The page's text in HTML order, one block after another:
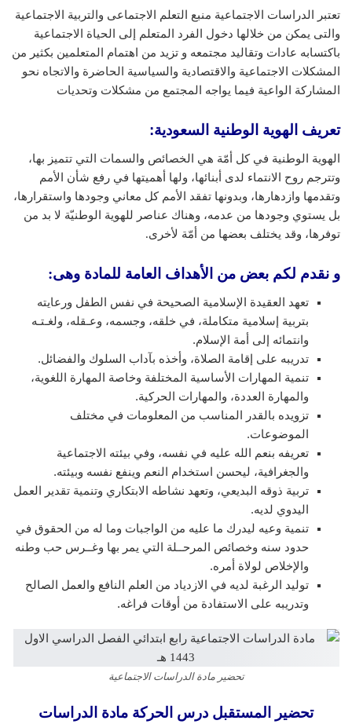
تعتبر الدراسات الاجتماعية منبع التعلم الاجتماعى والتربية الاجتماعية
والتى يمكن من خلالها دخول الفرد المتعلم إلى الحياة الاجتماعية
باكتسابه عادات وتقاليد مجتمعه و تزيد من اهتمام المتعلمين بكثير من
المشكلات الاجتماعية والاقتصادية والسياسية الحاضرة والاتجاه نحو
المشاركة الواعية فيما يواجه المجتمع من مشكلات وتحديات
تعريف الهوية الوطنية السعودية:
الهوية الوطنية في كل أمّة هي الخصائص والسمات التي تتميز بها،
وتترجم روح الانتماء لدى أبنائها، ولها أهميتها في رفع شأن الأمم
وتقدمها وازدهارها، وبدونها تفقد الأمم كل معاني وجودها واستقرارها،
بل يستوي وجودها من عدمه، وهناك عناصر للهوية الوطنيّة لا بد من
توفرها، وقد يختلف بعضها من أمّة لأخرى.
و نقدم لكم بعض من الأهداف العامة للمادة وهى:
تعهد العقيدة الإسلامية الصحيحة في نفس الطفل ورعايته
بتربية إسلامية متكاملة، في خلقه، وجسمه، وعـقله، ولغـتـه
وانتمائه إلى أمة الإسلام.
تدريبه على إقامة الصلاة، وأخذه بآداب السلوك والفضائل.
تنمية المهارات الأساسية المختلفة وخاصة المهارة اللغوية،
والمهارة العددة، والمهارات الحركية.
تزويده بالقدر المناسب من المعلومات في مختلف
الموضوعات.
تعريفه بنعم الله عليه في نفسه، وفي بيئته الاجتماعية
والجغرافية، ليحسن استخدام النعم وينفع نفسه وبيئته.
تربية ذوقه البديعي، وتعهد نشاطه الابتكاري وتنمية تقدير العمل
اليدوي لديه.
تنمية وعيه ليدرك ما عليه من الواجبات وما له من الحقوق في
حدود سنه وخصائص المرحــلة التي يمر بها وغــرس حب وطنه
والإخلاص لولاة أمره.
توليد الرغبة لديه في الازدياد من العلم النافع والعمل الصالح
وتدريبه على الاستفادة من أوقات فراغه.
تحضير مادة الدراسات الاجتماعية
تحضير المستقبل درس الحركة مادة الدراسات